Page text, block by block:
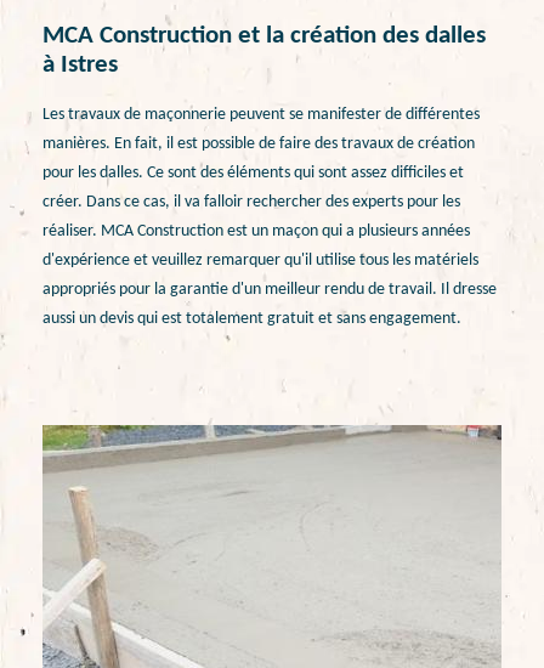
MCA Construction et la création des dalles
à Istres
Les travaux de maçonnerie peuvent se manifester de différentes
manières. En fait, il est possible de faire des travaux de création
pour les dalles. Ce sont des éléments qui sont assez difficiles et
créer. Dans ce cas, il va falloir rechercher des experts pour les
réaliser. MCA Construction est un maçon qui a plusieurs années
d'expérience et veuillez remarquer qu'il utilise tous les matériels
appropriés pour la garantie d'un meilleur rendu de travail. Il dresse
aussi un devis qui est totalement gratuit et sans engagement.